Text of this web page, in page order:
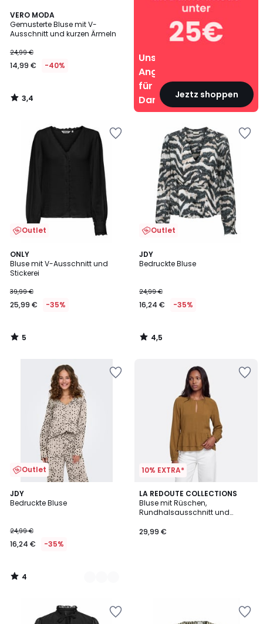
VERO MODA
Gemusterte Bluse mit V-
Ausschnitt und kurzen Ärmeln
24,99 €
14,99 € -40%
3,4
/ 5
3,4
/
Unsere
Angebote
für
Damen
Jeztz shoppen
Outlet
ONLY
Bluse mit V-Ausschnitt und
Stickerei
39,99 €
25,99 € -35%
5
/
5
5
/
Outlet
JDY
Bedruckte Bluse
24,99 €
16,24 € -35%
4,5
/ 5
4,5
/
Outlet
JDY
Bedruckte Bluse
24,99 €
16,24 € -35%
4
/
2
Farben
4
/
10% EXTRA*
LA REDOUTE COLLECTIONS
Bluse mit Rüschen,
Rundhalsausschnitt und
29,99 €